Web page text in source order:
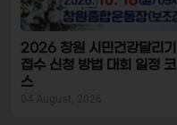
2026 창원 시민건강달리기
접수 신청 방법 대회 일정 코
스